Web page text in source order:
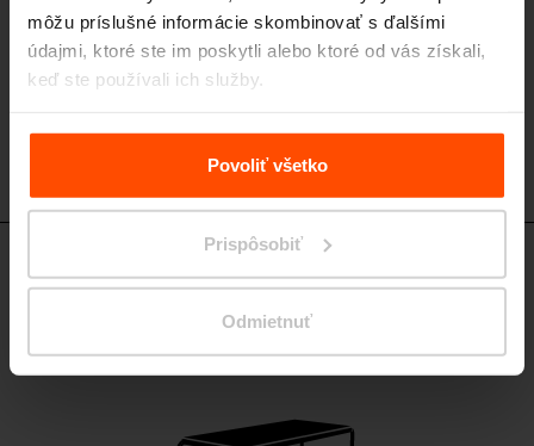
môžu príslušné informácie skombinovať s ďalšími
údajmi, ktoré ste im poskytli alebo ktoré od vás získali,
keď ste používali ich služby.
Viac informácií nájdete na stránkeZásady zpracování
Povoliť všetko
Prispôsobiť
Odmietnuť
Design set